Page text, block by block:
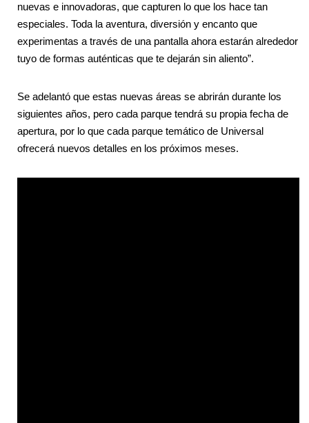
nuevas e innovadoras, que capturen lo que los hace tan
especiales. Toda la aventura, diversión y encanto que
experimentas a través de una pantalla ahora estarán alrededor
tuyo de formas auténticas que te dejarán sin aliento”.
Se adelantó que estas nuevas áreas se abrirán durante los
siguientes años, pero cada parque tendrá su propia fecha de
apertura, por lo que cada parque temático de Universal
ofrecerá nuevos detalles en los próximos meses.